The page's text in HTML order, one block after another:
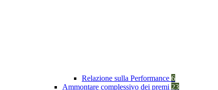
Relazione sulla Performance 6
Ammontare complessivo dei premi 23